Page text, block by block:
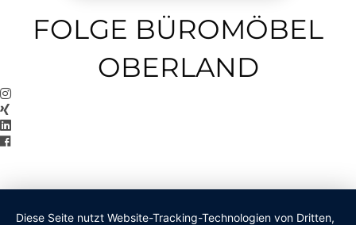
FOLGE BÜROMÖBEL
OBERLAND
Diese Seite nutzt Website-Tracking-Technologien von Dritten,